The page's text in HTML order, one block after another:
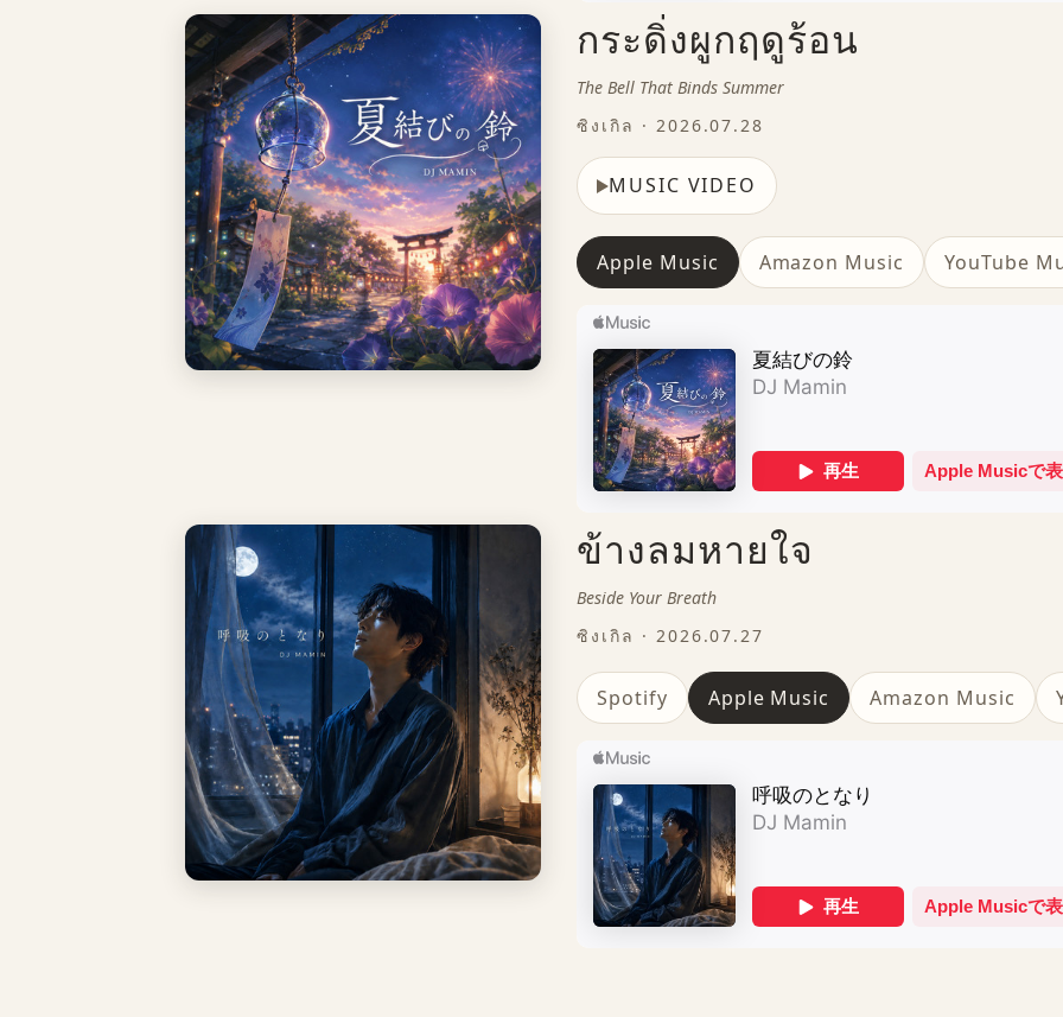
กระดิ่งผูกฤดูร้อน
The Bell That Binds Summer
ซิงเกิล · 2026.07.28
MUSIC VIDEO
Apple Music Amazon Music YouTube
ข้างลมหายใจ
Beside Your Breath
ซิงเกิล · 2026.07.27
Spotify Apple Music Amazon Music